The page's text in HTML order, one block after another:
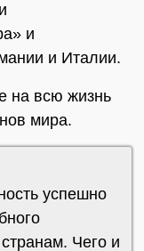
и
и Италии.
на всю жизнь
мира.
успешно
Чего и